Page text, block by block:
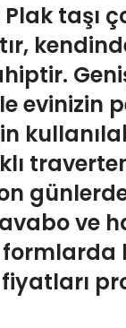
taşı
evinizin
ve